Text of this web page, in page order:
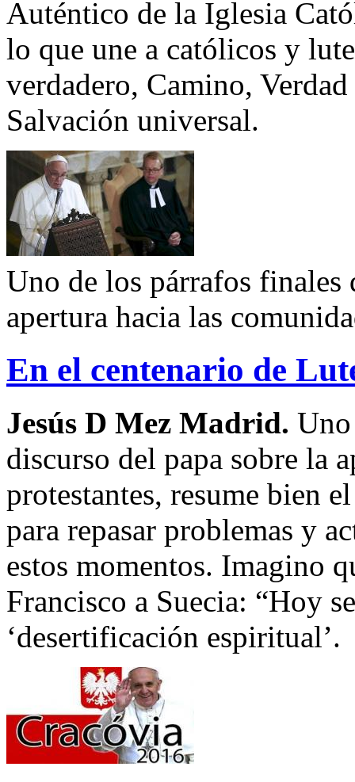
Auténtico de la Iglesia
lo que une a católicos y
verdadero, Camino,
Salvación universal.
Uno de los párrafos finales
apertura hacia las
En el centenario de
Jesús D Mez Madrid.
discurso del papa sobre la
protestantes, resume bien
para repasar problemas y
estos momentos. Imagino
Francisco a Suecia: “Hoy
‘desertificación espiritual’.